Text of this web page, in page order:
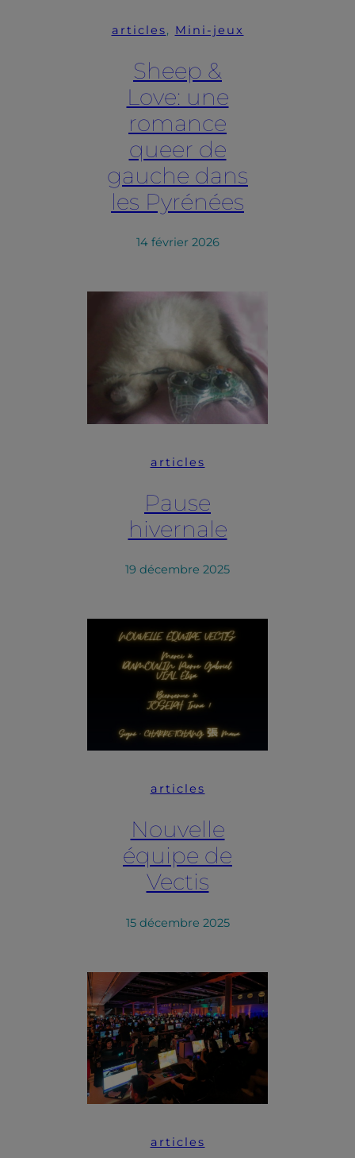
articles, Mini-jeux
Sheep &
Love: une
romance
queer de
gauche dans
les Pyrénées
14 février 2026
articles
Pause
hivernale
19 décembre 2025
articles
Nouvelle
équipe de
Vectis
15 décembre 2025
articles